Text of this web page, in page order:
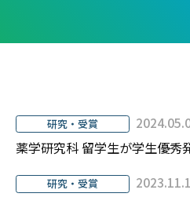
研究・受賞
薬学研究科 留学生が学生優秀
研究・受賞
研究
キャリア